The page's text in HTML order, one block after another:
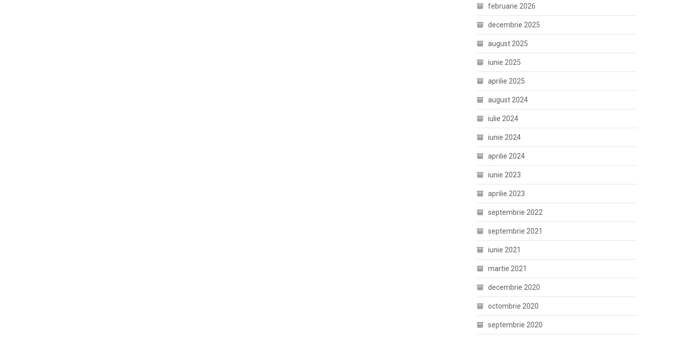
februarie 2026
decembrie 2025
august 2025
iunie 2025
aprilie 2025
august 2024
iulie 2024
iunie 2024
aprilie 2024
iunie 2023
aprilie 2023
septembrie 2022
septembrie 2021
iunie 2021
martie 2021
decembrie 2020
octombrie 2020
septembrie 2020